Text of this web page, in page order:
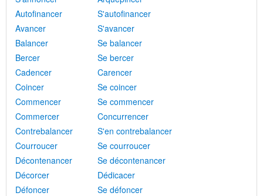
Autofinancer
S'autofinancer
Avancer
S'avancer
Balancer
Se balancer
Bercer
Se bercer
Cadencer
Carencer
Coincer
Se coincer
Commencer
Se commencer
Commercer
Concurrencer
Contrebalancer
S'en contrebalancer
Courroucer
Se courroucer
Décontenancer
Se décontenancer
Décorcer
Dédicacer
Défoncer
Se défoncer